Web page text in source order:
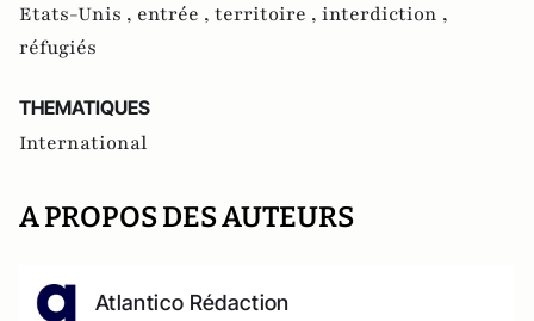
Etats-Unis , entrée , territoire , interdiction ,
réfugiés
THEMATIQUES
International
A PROPOS DES AUTEURS
Atlantico Rédaction